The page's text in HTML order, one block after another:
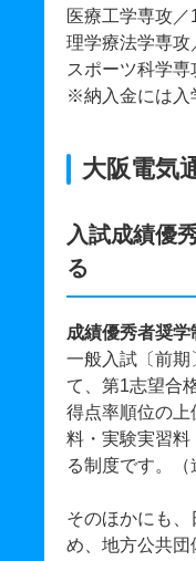
医療工学専攻
理学療法学専
スポーツ科学専
※納入金には入
大阪電気
入試成績優
る
成績優秀者奨学
一般入試〔前期
て、第1志望合
得点率順位の上
料・実験実習料
る制度です。（
そのほかにも
め、地方公共団